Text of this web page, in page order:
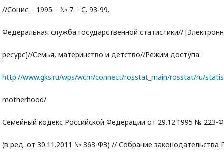
//Социс. - 1995. - № 7. - С. 93-99.
Федеральная служба государственной статистики//
ресурс]//Семья, материнство и детство//Режим доступа:
http://www.gks.ru/wps/wcm/connect/rosstat_main/rosstat/ru/
motherhood/
Семейный кодекс Российской Федерации от 29.12.1995 № 223-
(в ред. от 30.11.2011 № 363-ФЗ) // Собрание законодательства